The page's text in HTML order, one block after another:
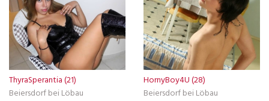
ThyraSperantia (21)
Beiersdorf bei Löbau
HornyBoy4U (28)
Beiersdorf bei Löbau